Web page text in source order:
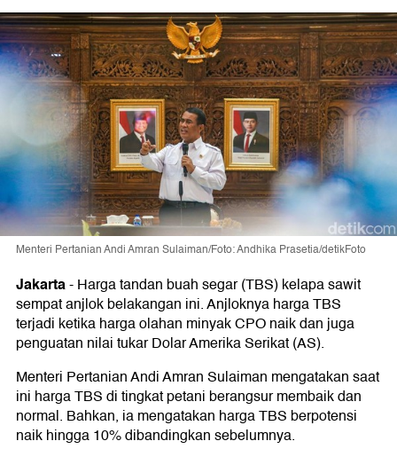
Menteri Pertanian Andi Amran Sulaiman/Foto: Andhika Prasetia/detikFoto
Jakarta-Harga tandan buah segar (TBS) kelapa sawit
sempat anjlok belakangan ini. Anjloknya harga TBS
terjadi ketika harga olahan minyak CPO naik dan juga
penguatan nilai tukar Dolar Amerika Serikat (AS).
Menteri Pertanian Andi Amran Sulaiman mengatakan saat
ini harga TBS di tingkat petani berangsur membaik dan
normal. Bahkan, ia mengatakan harga TBS berpotensi
naik hingga 10% dibandingkan sebelumnya.